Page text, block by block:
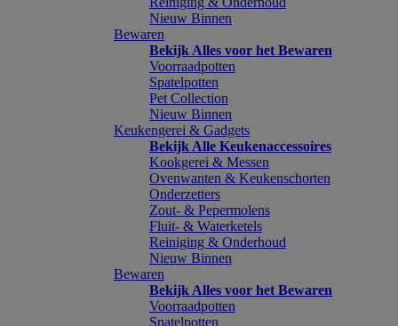
Nieuw Binnen
Bewaren
Bekijk Alles voor het Bewaren
Voorraadpotten
Spatelpotten
Pet Collection
Nieuw Binnen
Keukengerei & Gadgets
Bekijk Alle Keukenaccessoires
Kookgerei & Messen
Ovenwanten & Keukenschorten
Onderzetters
Zout- & Pepermolens
Fluit- & Waterketels
Reiniging & Onderhoud
Nieuw Binnen
Bewaren
Bekijk Alles voor het Bewaren
Voorraadpotten
Spatelpotten